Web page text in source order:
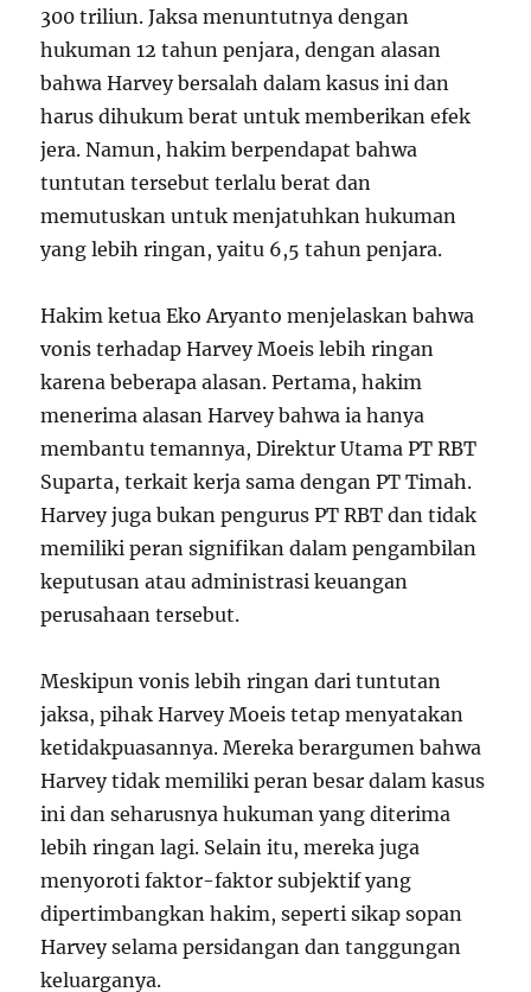
300 triliun. Jaksa menuntutnya dengan
hukuman 12 tahun penjara, dengan alasan
bahwa Harvey bersalah dalam kasus ini dan
harus dihukum berat untuk memberikan efek
jera. Namun, hakim berpendapat bahwa
tuntutan tersebut terlalu berat dan
memutuskan untuk menjatuhkan hukuman
yang lebih ringan, yaitu 6,5 tahun penjara.
Hakim ketua Eko Aryanto menjelaskan bahwa
vonis terhadap Harvey Moeis lebih ringan
karena beberapa alasan. Pertama, hakim
menerima alasan Harvey bahwa ia hanya
membantu temannya, Direktur Utama PT RBT
Suparta, terkait kerja sama dengan PT Timah.
Harvey juga bukan pengurus PT RBT dan tidak
memiliki peran signifikan dalam pengambilan
keputusan atau administrasi keuangan
perusahaan tersebut.
Meskipun vonis lebih ringan dari tuntutan
jaksa, pihak Harvey Moeis tetap menyatakan
ketidakpuasannya. Mereka berargumen bahwa
Harvey tidak memiliki peran besar dalam kasus
ini dan seharusnya hukuman yang diterima
lebih ringan lagi. Selain itu, mereka juga
menyoroti faktor-faktor subjektif yang
dipertimbangkan hakim, seperti sikap sopan
Harvey selama persidangan dan tanggungan
keluarganya.